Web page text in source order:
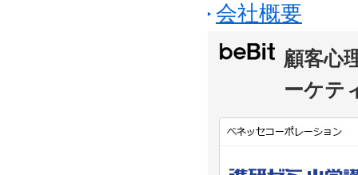
会社概要
顧客心
ーケテ